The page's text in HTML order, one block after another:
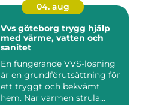
04. aug
Vvs göteborg trygg hjälp
med värme, vatten och
sanitet
En fungerande VVS-lösning
är en grundförutsättning för
ett tryggt och bekvämt
hem. När värmen strula...